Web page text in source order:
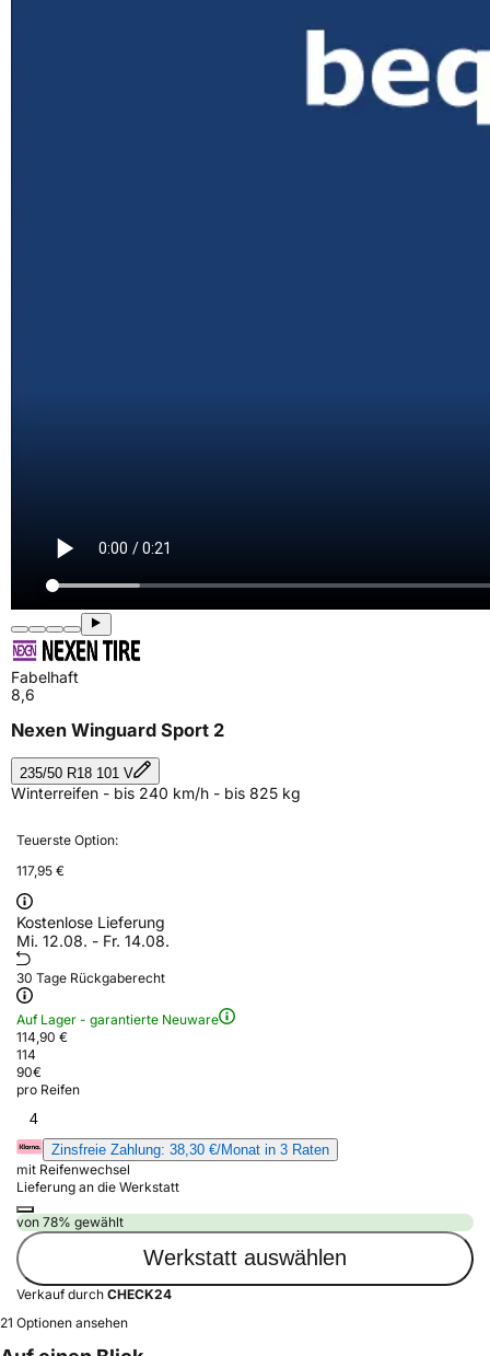
Fabelhaft
8,6
Nexen Winguard Sport 2
235/50 R18 101 V
Winterreifen - bis 240 km/h - bis 825 kg
Teuerste Option:
117,95 €
Kostenlose Lieferung
Mi. 12.08. - Fr. 14.08.
30 Tage Rückgaberecht
Auf Lager - garantierte Neuware
114,90 €
114
90€
pro Reifen
4
Zinsfreie Zahlung: 38,30 €/Monat in 3 Raten
mit Reifenwechsel
Lieferung an die Werkstatt
von 78% gewählt
Werkstatt auswählen
Verkauf durch CHECK24
21 Optionen ansehen